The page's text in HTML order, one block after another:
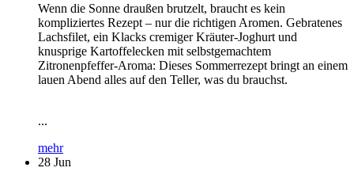
Wenn die Sonne draußen brutzelt, braucht es kein
kompliziertes Rezept – nur die richtigen Aromen. Gebratenes
Lachsfilet, ein Klacks cremiger Kräuter-Joghurt und
knusprige Kartoffelecken mit selbstgemachtem
Zitronenpfeffer-Aroma: Dieses Sommerrezept bringt an einem
lauen Abend alles auf den Teller, was du brauchst.
...
mehr
28 Jun